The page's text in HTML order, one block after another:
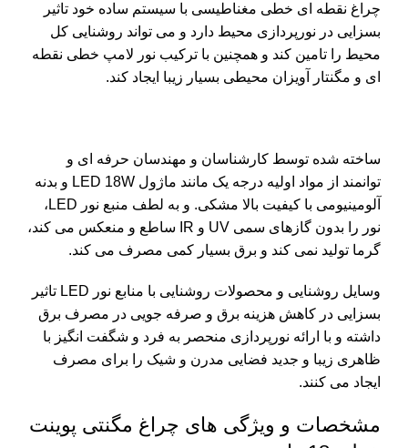
چراغ نقطه ای خطی مغناطیسی با سیستم ساده خود تاثیر
بسزایی در نورپردازی محیط دارد و می تواند روشنایی کل
محیط را تامین کند و همچنین با ترکیب نور لامپ خطی نقطه
ای و مگنتار آویزان محیطی بسیار زیبا ایجاد کند.
ساخته شده توسط کارشناسان و مهندسان حرفه ای و
توانمند از مواد اولیه درجه یک مانند ماژول LED 18W و بدنه
آلومینیومی با کیفیت بالا مشکی. و به لطف منبع نور LED،
نور را بدون گازهای سمی UV و IR ساطع و منعکس می کند،
گرما تولید نمی کند و برق بسیار کمی مصرف می کند.
وسایل روشنایی و محصولات روشنایی با منابع نور LED تاثیر
بسزایی در کاهش هزینه برق و صرفه جویی در مصرف برق
داشته و با ارائه نورپردازی منحصر به فرد و شگفت انگیز با
ظاهری زیبا و جدید فضایی مدرن و شیک را برای مصرف
ایجاد می کنند.
مشخصات و ویژگی های چراغ مگنتی پوینت